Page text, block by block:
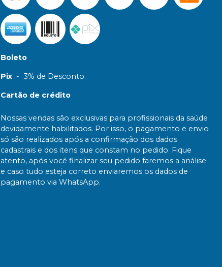
Boleto
Pix - 3% de Desconto.
Cartão de crédito
Nossas vendas são exclusivas para profissionais da saúde
devidamente habilitados. Por isso, o pagamento e envio
só são realizados após a confirmação dos dados
cadastrais e dos itens que constam no pedido. Fique
atento, após você finalizar seu pedido faremos a análise
e caso tudo esteja correto enviaremos os dados de
pagamento via WhatsApp.